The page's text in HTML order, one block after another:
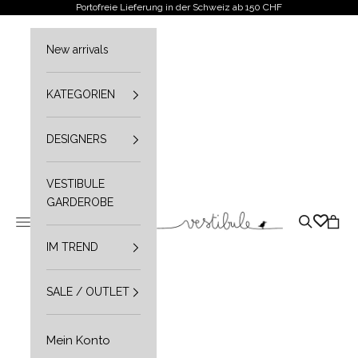
Zum Inhalt springenPortofreie Lieferung in der Schweiz ab 150 CHF
Vestibule
Navigationsmenü öffnen Suche
New arrivals
KATEGORIEN
DESIGNERS
VESTIBULE
GARDEROBE
IM TREND
SALE / OUTLET
Mein Konto